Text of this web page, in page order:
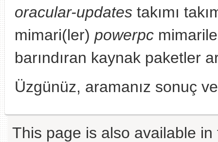
oracular-updates takımı
mimari(ler) powerpc
barındıran kaynak paketler
Üzgünüz, aramanız sonuç
This page is also available